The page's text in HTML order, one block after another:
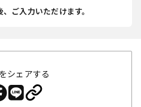
ご入力いただけます。
シェアする